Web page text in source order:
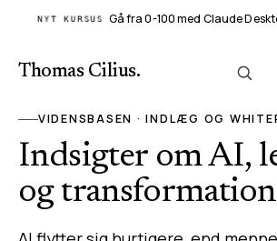
NYT KURSUS Gå fra 0-100 med Claude
Thomas Cilius.
VIDENSBASEN · INDLÆG OG
Indsigter om AI,
og